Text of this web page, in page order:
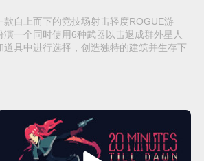
自上而下的竞技场射击轻度ROGUE游
一个同时使用6种武器以击退成群外星人
道具中进行选择，创造独特的建筑并生存下